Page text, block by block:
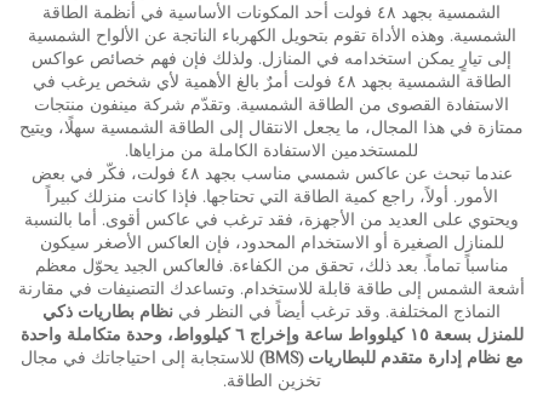
الشمسية بجهد ٤٨ فولت أحد المكونات الأساسية في أنظمة الطاقة
الشمسية. وهذه الأداة تقوم بتحويل الكهرباء الناتجة عن الألواح الشمسية
إلى تيارٍ يمكن استخدامه في المنازل. ولذلك فإن فهم خصائص عواكس
الطاقة الشمسية بجهد ٤٨ فولت أمرٌ بالغ الأهمية لأي شخص يرغب في
الاستفادة القصوى من الطاقة الشمسية. وتقدّم شركة مينفون منتجات
ممتازة في هذا المجال، ما يجعل الانتقال إلى الطاقة الشمسية سهلًا، ويتيح
للمستخدمين الاستفادة الكاملة من مزاياها.
عندما تبحث عن عاكس شمسي مناسب بجهد ٤٨ فولت، فكّر في بعض
الأمور. أولاً، راجع كمية الطاقة التي تحتاجها. فإذا كانت منزلك كبيراً
ويحتوي على العديد من الأجهزة، فقد ترغب في عاكس أقوى. أما بالنسبة
للمنازل الصغيرة أو الاستخدام المحدود، فإن العاكس الأصغر سيكون
مناسباً تماماً. بعد ذلك، تحقق من الكفاءة. فالعاكس الجيد يحوّل معظم
أشعة الشمس إلى طاقة قابلة للاستخدام. وتساعدك التصنيفات في مقارنة
النماذج المختلفة. وقد ترغب أيضاً في النظر في نظام بطاريات ذكي
للمنزل بسعة ١٥ كيلوواط ساعة وإخراج ٦ كيلوواط، وحدة متكاملة واحدة
مع نظام إدارة متقدم للبطاريات (BMS)
للاستجابة إلى احتياجاتك في مجال
تخزين الطاقة.